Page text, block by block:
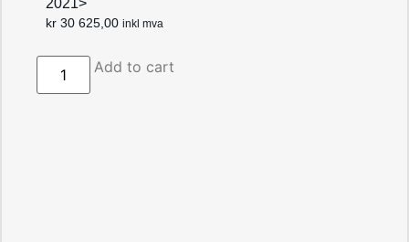
2021>
kr 30 625,00 inkl mva
Add to cart